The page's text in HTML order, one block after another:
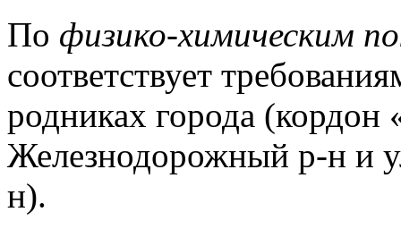
По физико-химическим
соответствует
родниках города
Железнодорожный р-н и
н).